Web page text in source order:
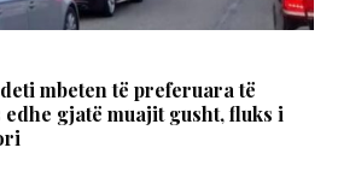
mbeten të preferuara të
gjatë muajit gusht, fluks i